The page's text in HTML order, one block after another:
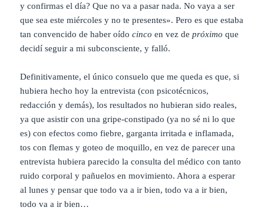
y confirmas el día? Que no va a pasar nada. No vaya a ser
que sea este miércoles y no te presentes». Pero es que estaba
tan convencido de haber oídocinco en vez depróximo que
decidí seguir a mi subconsciente, y falló.
Definitivamente, el único consuelo que me queda es que, si
hubiera hecho hoy la entrevista (con psicotécnicos,
redacción y demás), los resultados no hubieran sido reales,
ya que asistir con una gripe-constipado (ya no sé ni lo que
es) con efectos como fiebre, garganta irritada e inflamada,
tos con flemas y goteo de moquillo, en vez de parecer una
entrevista hubiera parecido la consulta del médico con tanto
ruido corporal y pañuelos en movimiento. Ahora a esperar
al lunes y pensar que todo va a ir bien, todo va a ir bien,
todo va a ir bien…